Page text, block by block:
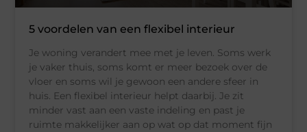
5 voordelen van een flexibel interieur
Je woning verandert mee met je leven. Soms werk
je vaker thuis, soms komt er meer bezoek over de
vloer en soms wil je gewoon een andere sfeer in
huis. Een flexibel interieur helpt daarbij. Je zit
minder vast aan een vaste indeling en past je
ruimte makkelijker aan op wat op dat moment fijn